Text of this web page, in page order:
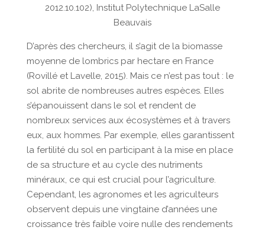
2012.10.102), Institut Polytechnique LaSalle
Beauvais
D’après des chercheurs, il s’agit de la biomasse
moyenne de lombrics par hectare en France
(Rovillé et Lavelle, 2015). Mais ce n’est pas tout : le
sol abrite de nombreuses autres espèces. Elles
s’épanouissent dans le sol et rendent de
nombreux services aux écosystèmes et à travers
eux, aux hommes. Par exemple, elles garantissent
la fertilité du sol en participant à la mise en place
de sa structure et au cycle des nutriments
minéraux, ce qui est crucial pour l’agriculture.
Cependant, les agronomes et les agriculteurs
observent depuis une vingtaine d’années une
croissance très faible voire nulle des rendements